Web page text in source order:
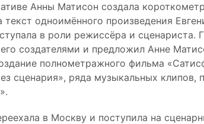
Анны Матисон создала
одноимённого произведения
в роли режиссёра и сценариста.
создателями и предложил Анне
полнометражного фильма
сценария», ряда музыкальных клипов,
в Москву и поступила на